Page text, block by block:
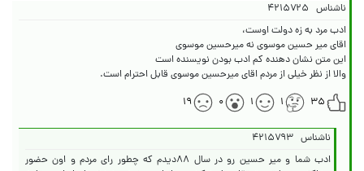
ناشناس ۴۲۱۵۷۲۵
والا از نظر خیلی از مردم اقای میرحسین موسوی قابل احترام است.
۳۵
۱ ۱ ۰ ۱۹
ناشناس ۴۲۱۵۷۹۳
ادب شما و میر حسین رو در سال ۸۸دیدم که چطور رای مردم و اون حضور